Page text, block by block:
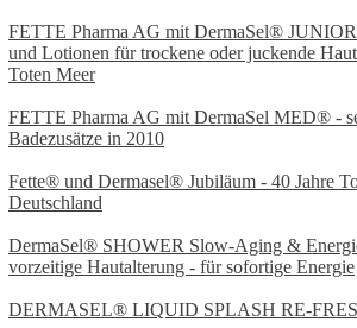
FETTE Pharma AG mit DermaSel®
und Lotionen für trockene oder juckende
Toten Meer
FETTE Pharma AG mit DermaSel MED® -
Badezusätze in 2010
Fette® und Dermasel® Jubiläum - 40 Jahre
Deutschland
DermaSel® SHOWER Slow-Aging &
vorzeitige Hautalterung - für sofortige Energie
DERMASEL® LIQUID SPLASH RE-